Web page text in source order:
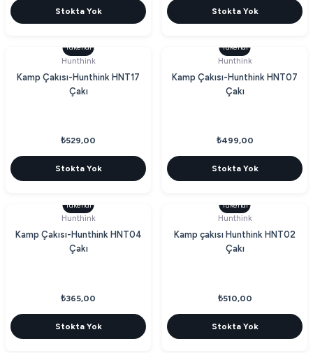
Stokta Yok Stokta Yok
Tükendi
Hunthink
Kamp Çakısı-Hunthink HNT17
Çakı
₺529,00
Stokta Yok
Tükendi
Hunthink
Kamp Çakısı-Hunthink HNT07
Çakı
₺499,00
Stokta Yok
Tükendi
Hunthink
Kamp Çakısı-Hunthink HNT04
Çakı
₺365,00
Stokta Yok
Tükendi
Hunthink
Kamp çakısı Hunthink HNT02
Çakı
₺510,00
Stokta Yok